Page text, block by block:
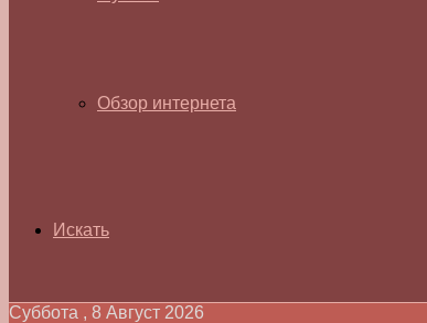
Обзор интернета
Искать
Суббота , 8 Август 2026